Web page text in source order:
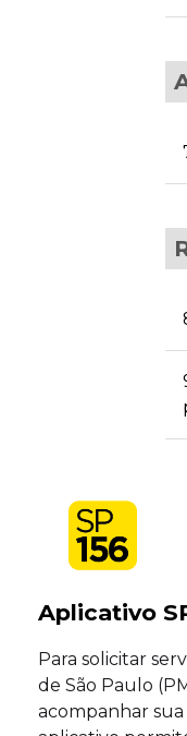
Aplicativo
Para solicitar
de São Paulo
acompanhar